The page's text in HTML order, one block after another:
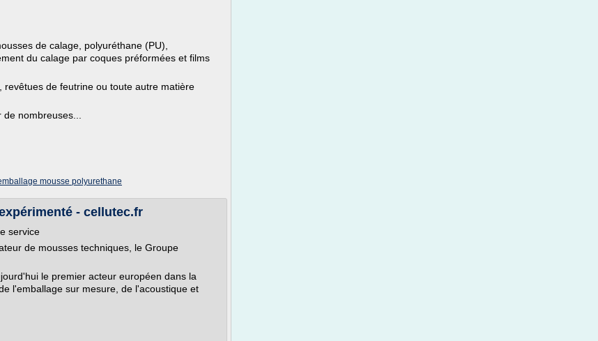
de calage, polyuréthane (PU),
du calage par coques préformées et films
de feutrine ou toute autre matière
nombreuses...
mousse polyurethane
- cellutec.fr
service
de mousses techniques, le Groupe
le premier acteur européen dans la
l'emballage sur mesure, de l'acoustique et